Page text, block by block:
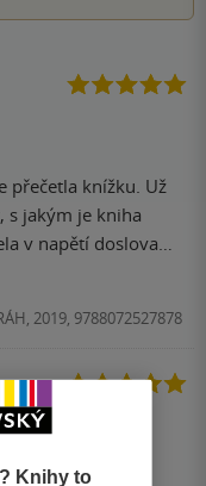
přečetla knížku. Už
s jakým je kniha
v napětí doslova
2019, 9788072527878
Knihy to